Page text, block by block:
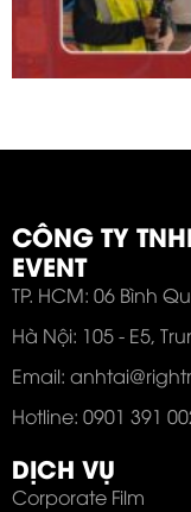
CÔNG TY
EVENT
TP. HCM: 06 Bình
Hà Nội: 105 - E5,
Email:
Hotline: 0901 391
DỊCH VỤ
Corporate Film